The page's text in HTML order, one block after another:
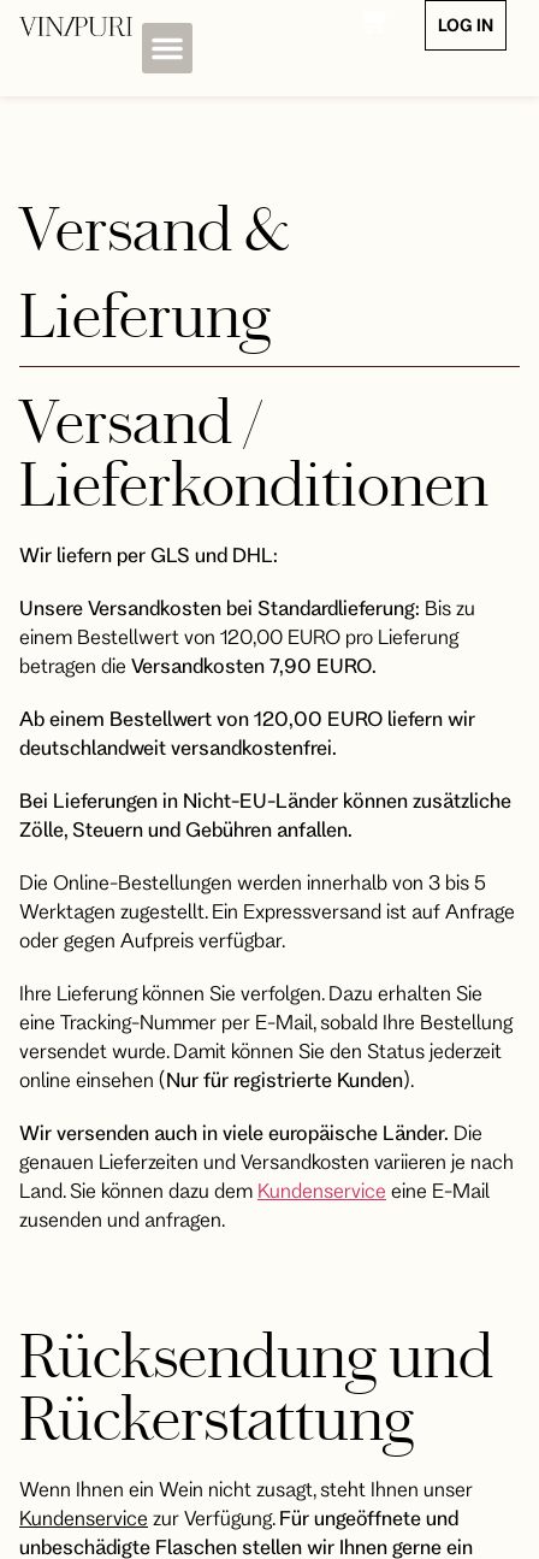
LOG IN
Versand &
Lieferung
Versand /
Lieferkonditionen
Wir liefern per GLS und DHL:
Unsere Versandkosten bei Standardlieferung: Bis zu
einem Bestellwert von 120,00 EURO pro Lieferung
betragen die Versandkosten 7,90 EURO.
Ab einem Bestellwert von 120,00 EURO liefern wir
deutschlandweit versandkostenfrei.
Bei Lieferungen in Nicht-EU-Länder können zusätzliche
Zölle, Steuern und Gebühren anfallen.
Die Online-Bestellungen werden innerhalb von 3 bis 5
Werktagen zugestellt. Ein Expressversand ist auf Anfrage
oder gegen Aufpreis verfügbar.
Ihre Lieferung können Sie verfolgen. Dazu erhalten Sie
eine Tracking-Nummer per E-Mail, sobald Ihre Bestellung
versendet wurde. Damit können Sie den Status jederzeit
online einsehen (Nur für registrierte Kunden).
Wir versenden auch in viele europäische Länder. Die
genauen Lieferzeiten und Versandkosten variieren je nach
Land. Sie können dazu dem Kundenservice eine E-Mail
zusenden und anfragen.
Rücksendung und
Rückerstattung
Wenn Ihnen ein Wein nicht zusagt, steht Ihnen unser
Kundenservice zur Verfügung. Für ungeöffnete und
unbeschädigte Flaschen stellen wir Ihnen gerne ein